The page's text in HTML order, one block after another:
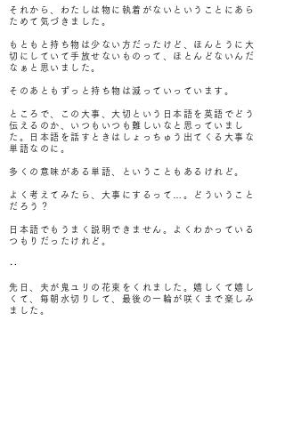
それから、わたしは物に執着がないということにあら
ためて気づきました。
もともと持ち物は少ない方だったけど、ほんとうに大
切にしていて手放せないものって、ほとんどないんだ
なぁと思いました。
そのあともずっと持ち物は減っていっています。
ところで、この大事、大切という日本語を英語でどう
伝えるのか、いつもいつも難しいなと思っていまし
た。日本語を話すときはしょっちゅう出てくる大事な
単語なのに。
多くの意味がある単語、ということもあるけれど。
よく考えてみたら、大事にするって…。どういうこと
だろう？
日本語でもうまく説明できません。よくわかっている
つもりだったけれど。
‥
先日、夫が鬼ユリの花束をくれました。嬉しくて嬉し
くて、毎朝水切りして、最後の一輪が咲くまで楽しみ
ました。